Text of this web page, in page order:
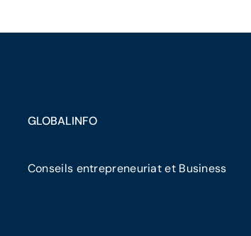
GLOBALINFO
Conseils entrepreneuriat et Business